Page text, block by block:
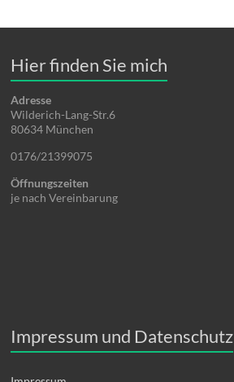
Hier finden Sie mich
Adresse
Wilderich-Lang-Str.6
80634 München
0176/21399075
Öffnungszeiten
je nach Vereinbarung
Impressum und Datenschutz